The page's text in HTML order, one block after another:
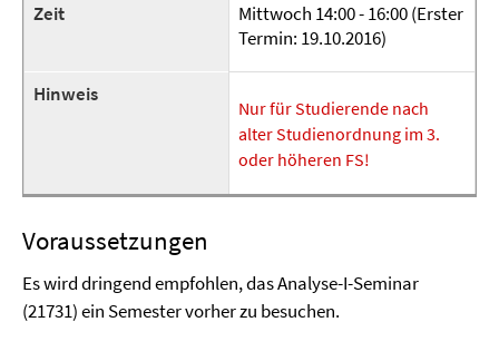
Zeit
Mittwoch 14:00 - 16:00 (Erster
Termin: 19.10.2016)
Hinweis
Nur für Studierende nach
alter Studienordnung im 3.
oder höheren FS!
Voraussetzungen
Es wird dringend empfohlen, das Analyse-I-Seminar
(21731) ein Semester vorher zu besuchen.